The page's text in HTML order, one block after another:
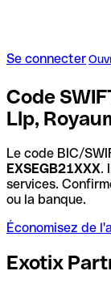
Se connecter
Code
Llp,
Le code BIC/
EXSEGB21XXX.
services.
ou la banque.
Économisez de
Exotix